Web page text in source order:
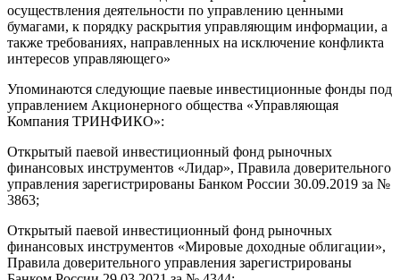
осуществления деятельности по управлению ценными
бумагами, к порядку раскрытия управляющим информации, а
также требованиях, направленных на исключение конфликта
интересов управляющего»
Упоминаются следующие паевые инвестиционные фонды под
управлением Акционерного общества «Управляющая
Компания ТРИНФИКО»:
Открытый паевой инвестиционный фонд рыночных
финансовых инструментов «Лидар», Правила доверительного
управления зарегистрированы Банком России 30.09.2019 за №
3863;
Открытый паевой инвестиционный фонд рыночных
финансовых инструментов «Мировые доходные облигации»,
Правила доверительного управления зарегистрированы